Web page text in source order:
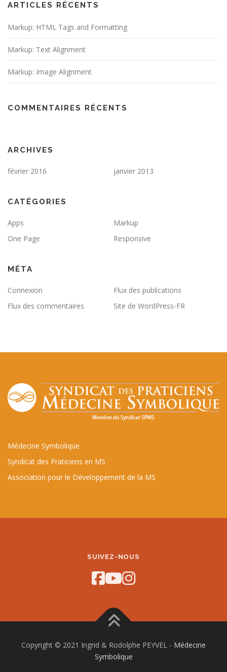
ARTICLES RÉCENTS
Markup: HTML Tags and Formatting
Markup: Text Alignment
Markup: Image Alignment
COMMENTAIRES RÉCENTS
ARCHIVES
février 2016 janvier 2013
CATÉGORIES
Apps
Markup
One Page
Responsive
MÉTA
Connexion
Flux des publications
Flux des commentaires
Site de WordPress-FR
Médecine Symbolique
Syndicat des Praticiens en MS
Association pour le Développement de la MS
SUIVEZ-NOUS
Copyright © 2021 Ingrid & Rodolphe PEYVEL - Médecine
Symbolique